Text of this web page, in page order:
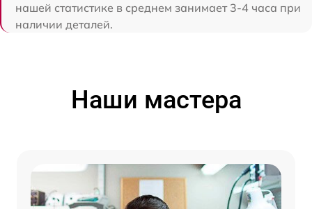
нашей статистике в среднем занимает 3-4 часа при
наличии деталей.
Наши мастера